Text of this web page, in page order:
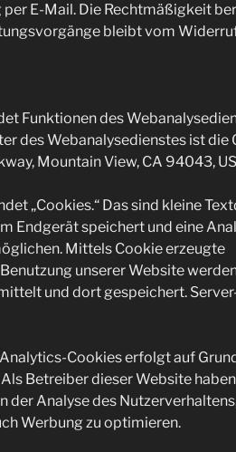
E-Mail. Die Rechtmäßigkeit
bleibt vom
Funktionen des
des Webanalysedienstes ist die
Mountain View, CA 94043,
„Cookies.“ Das sind kleine
Endgerät speichert und eine
Mittels Cookie erzeugte
unserer Website
und dort gespeichert.
Cookies erfolgt auf
Als Betreiber dieser Website
der Analyse des
Werbung zu optimieren.